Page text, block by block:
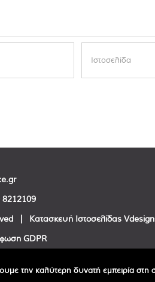
8212109
| Κατασκευή Ιστοσελίδας
GDPR
την καλύτερη δυνατή εμπειρία στη